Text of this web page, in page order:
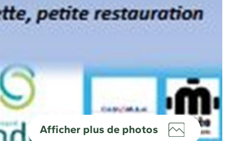
Afficher plus de photos